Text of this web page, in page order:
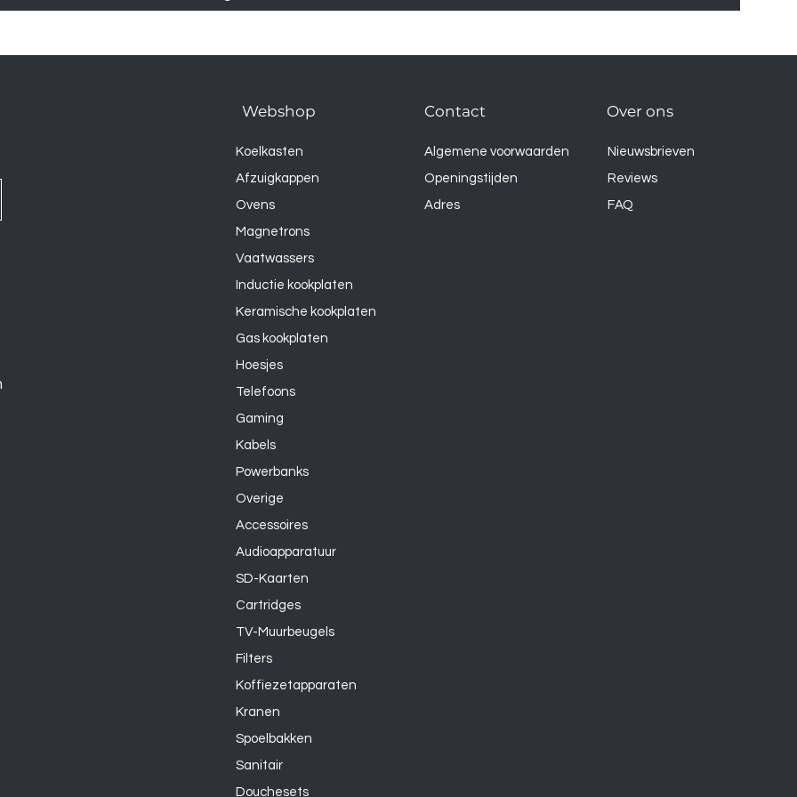
Webshop
Koelkasten
Afzuigkappen
Ovens
Magnetrons
Vaatwassers
Inductie kookplaten
Keramische kookplaten
Gas kookplaten
Hoesjes
Telefoons
Gaming
Kabels
Powerbanks
Overige
Accessoires
Audioapparatuur
SD-Kaarten
Cartridges
TV-Muurbeugels
Filters
Koffiezetapparaten
Kranen
Spoelbakken
Sanitair
Douchesets
Over ons
Nieuwsbrieven
Reviews
FAQ
Contact
Algemene voorwaarden
Openingstijden
Adres